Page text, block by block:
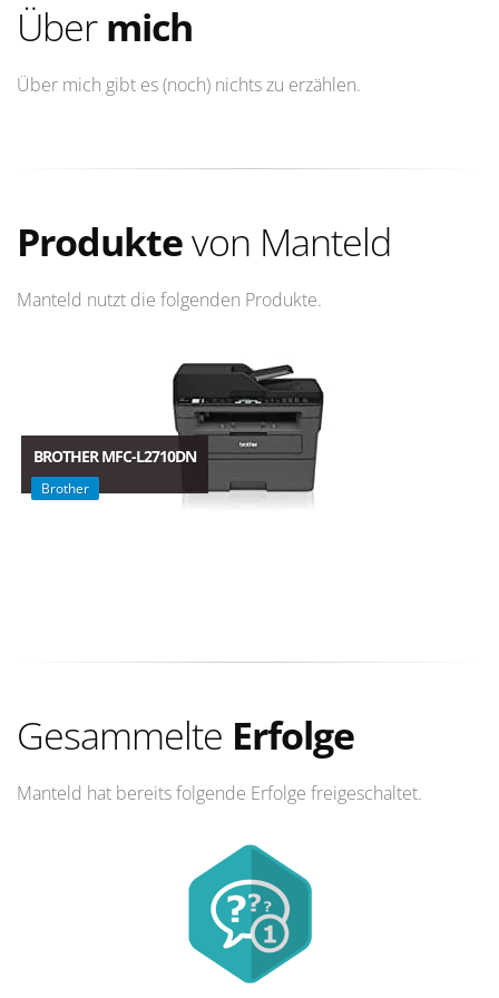
Übermich
Über mich gibt es (noch) nichts zu erzählen.
Produktevon Manteld
Manteld nutzt die folgenden Produkte.
BROTHER MFC-L2710DN
Brother
Gesammelte Erfolge
Manteld hat bereits folgende Erfolge freigeschaltet.